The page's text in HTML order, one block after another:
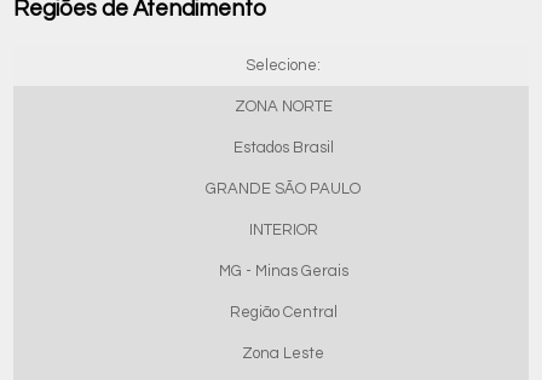
Regiões de Atendimento
Selecione:
ZONA NORTE
Estados Brasil
GRANDE SÃO PAULO
INTERIOR
MG - Minas Gerais
Região Central
Zona Leste